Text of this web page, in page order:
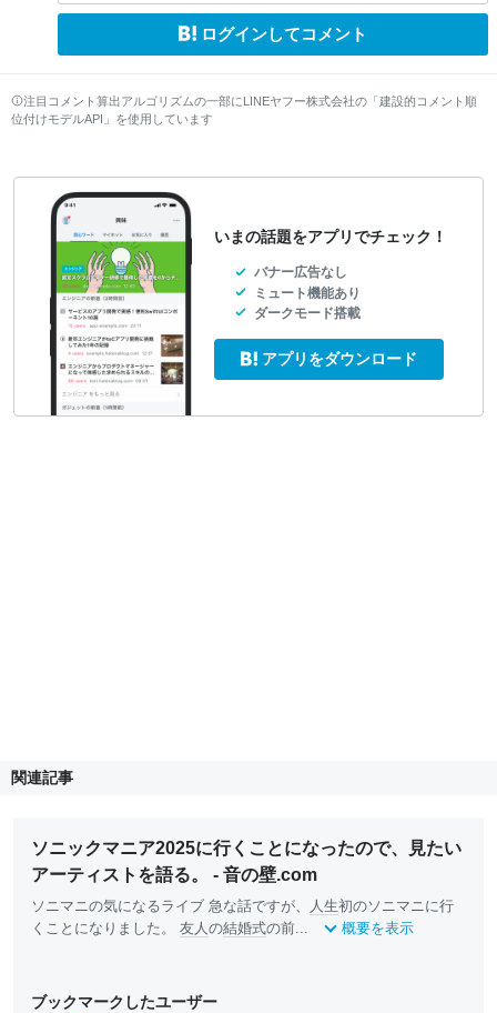
ログインしてコメント
注目コメント算出アルゴリズムの一部にLINEヤフー株式会社の「建設的コメント順
位付けモデルAPI」を使用しています
いまの話題をアプリでチェック！
バナー広告なし
ミュート機能あり
ダークモード搭載
アプリをダウンロード
関連記事
ソニックマニア2025に行くことになったので、見たい
アーティストを語る。 - 音の壁.com
ソニマニの気になるライブ 急な話ですが、 人生初のソニマニに行
くことになりました。 友人の結婚式の前... 概要を表示
ブックマークしたユーザー